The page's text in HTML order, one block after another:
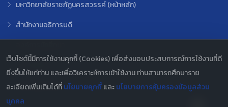
มหาวิทยาลัยราชภัฏนครสวรรค์ (หน้าหลัก)
สำนักงานอธิการบดี
สรุปข้อมูล PDPA
เว็บไซต์นี้มีการใช้งานคุกกี้ (Cookies) เพื่อส่งมอบประสบการณ์การใช้งานที่ดี
ยิ่งขึ้นให้แก่ท่าน และเพื่อวิเคราะห์การเข้าใช้งาน ท่านสามารถศึกษาราย
ละเอียดเพิ่มเติมได้ที่นโยบายคุกกี้และนโยบายการคุ้มครองข้อมูลส่วน
บุคคล